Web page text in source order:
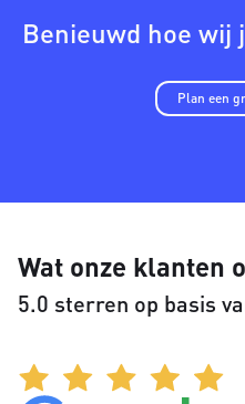
Benieuwd hoe wij
Plan een
Wat onze klanten
5.0 sterren op basis